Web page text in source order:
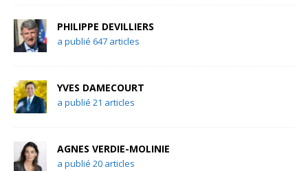
PHILIPPE DEVILLIERS
a publié 647 articles
YVES DAMECOURT
a publié 21 articles
AGNES VERDIE-MOLINIE
a publié 20 articles